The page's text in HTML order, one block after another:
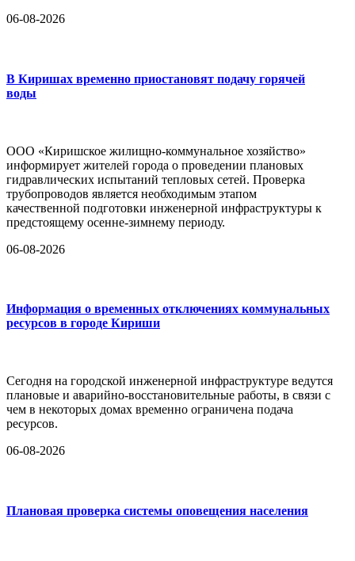
06-08-2026
В Киришах временно приостановят подачу горячей
воды
ООО «Киришское жилищно-коммунальное хозяйство»
информирует жителей города о проведении плановых
гидравлических испытаний тепловых сетей. Проверка
трубопроводов является необходимым этапом
качественной подготовки инженерной инфраструктуры к
предстоящему осенне-зимнему периоду.
06-08-2026
Информация о временных отключениях коммунальных
ресурсов в городе Кириши
Сегодня на городской инженерной инфраструктуре ведутся
плановые и аварийно-восстановительные работы, в связи с
чем в некоторых домах временно ограничена подача
ресурсов.
06-08-2026
Плановая проверка системы оповещения населения